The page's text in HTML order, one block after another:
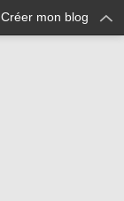
Créer mon blog